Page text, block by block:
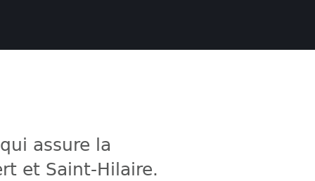
assure la
et Saint-Hilaire.